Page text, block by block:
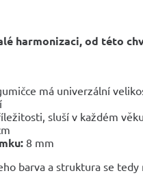
harmonizaci, od této
má univerzální
sluší v každém
8 mm
barva a struktura se